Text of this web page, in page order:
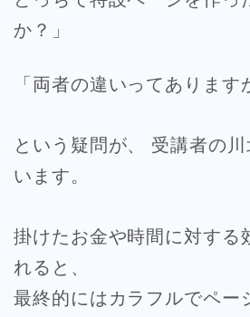
か？」
「両者の違いってあります
という疑問が、
受講者の
います。
掛けたお金や時間に対する
れると、
最終的にはカラフルでペー